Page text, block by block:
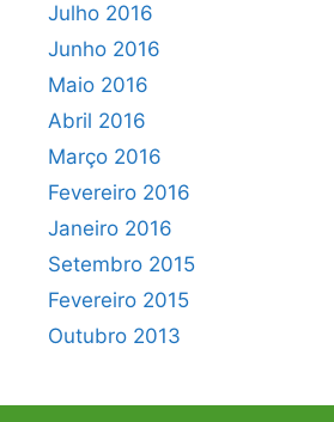
Julho 2016
Junho 2016
Maio 2016
Abril 2016
Março 2016
Fevereiro 2016
Janeiro 2016
Setembro 2015
Fevereiro 2015
Outubro 2013